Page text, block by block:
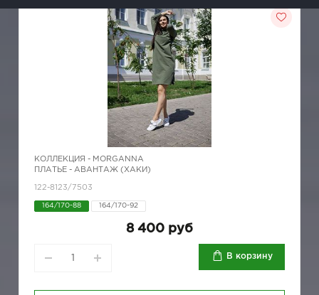
КОЛЛЕКЦИЯ - MORGANNA
ПЛАТЬЕ - АВАНТАЖ (ХАКИ)
122-8123/7503
164/170-88 164/170-92
8 400 руб
В корзину